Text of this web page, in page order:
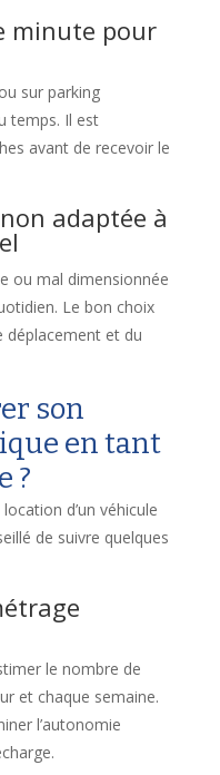
minute pour
ou sur parking
temps. Il est
avant de recevoir le
adaptée à
ou mal dimensionnée
Le bon choix
déplacement et du
son
en tant
?
d’un véhicule
de suivre quelques
le nombre de
et chaque semaine.
l’autonomie